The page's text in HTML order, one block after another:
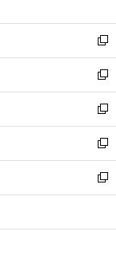
開
く
ウ
で
開
く
ン
ド
ウ
で
開
く
ウ
ィ
ン
ド
ウ
で
開
く
新
し
い
ウ
ィ
ン
ド
ウ
で
開
新
し
い
ウ
ィ
ン
ド
ウ
開
新
し
い
ウ
ィ
ン
ウ
新
し
い
ウ
ン
新
し
ウ